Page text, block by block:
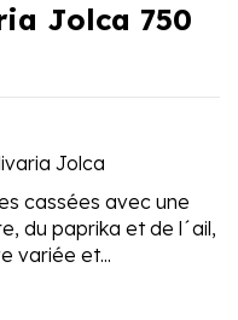
Jolca 750
Jolca
cassées avec une
du paprika et de l´ail,
variée et...